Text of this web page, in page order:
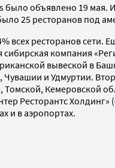
объявлено 19
25 ресторанов под
всех ресторанов сети.
компания
вывеской в
и Удмуртии.
Томской,
Ресторантс
и в аэропортах.